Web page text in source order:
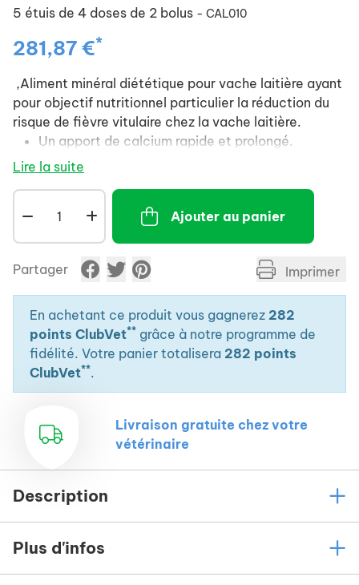
5 étuis de 4 doses de 2 bolus - CAL010
281,87 €*
,Aliment minéral diététique pour vache laitière ayant
pour objectif nutritionnel particulier la réduction du
risque de fièvre vitulaire chez la vache laitière.
Un apport de calcium rapide et prolongé.
Technologie ",efferactiv",.
Une absorption optimisée.
+ de 65% des apports en Ca recommandés.
Calciflash®, est particulièrement recommandé pour
les vaches laitières :
Hautes productrices.
Avec un nombre de lactation supérieur à 2.
Avec un épisode de fièvre vitulaire l'année
précédente.
En accompagnement d'un traitement lors de
fièvre vitulaire.
Lire la suite
Ajouter au panier
Partager Imprimer
En achetant ce produit vous gagnerez 282
points ClubVet** grâce à notre programme de
fidélité. Votre panier totalisera 282 points
ClubVet**.
Livraison gratuite chez votre
vétérinaire
Description
Plus d'infos